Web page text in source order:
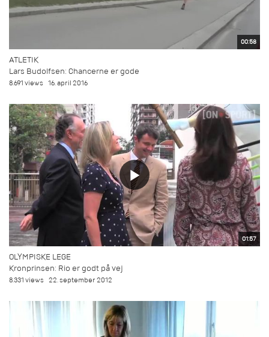
00:58
ATLETIK
Lars Budolfsen: Chancerne er gode
8.691 views 16. april 2016
01:57
OLYMPISKE LEGE
Kronprinsen: Rio er godt på vej
8.331 views 22. september 2012